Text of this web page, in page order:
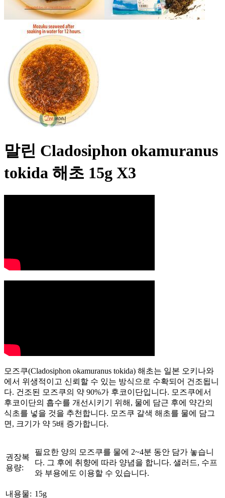
말린 Cladosiphon okamuranus
tokida 해초 15g X3
모즈쿠(Cladosiphon okamuranus tokida) 해초는 일본 오키나와
에서 위생적이고 신뢰할 수 있는 방식으로 수확되어 건조됩니
다. 건조된 모즈쿠의 약 90%가 후코이단입니다. 모즈쿠에서
후코이단의 흡수를 개선시키기 위해, 물에 담근 후에 약간의
식초를 넣을 것을 추천합니다. 모즈쿠 갈색 해초를 물에 담그
면, 크기가 약 5배 증가합니다.
권장복
용량:
필요한 양의 모즈쿠를 물에 2~4분 동안 담가 놓습니
다. 그 후에 취향에 따라 양념을 합니다. 샐러드, 수프
와 부용에도 이용할 수 있습니다.
내용물: 15g